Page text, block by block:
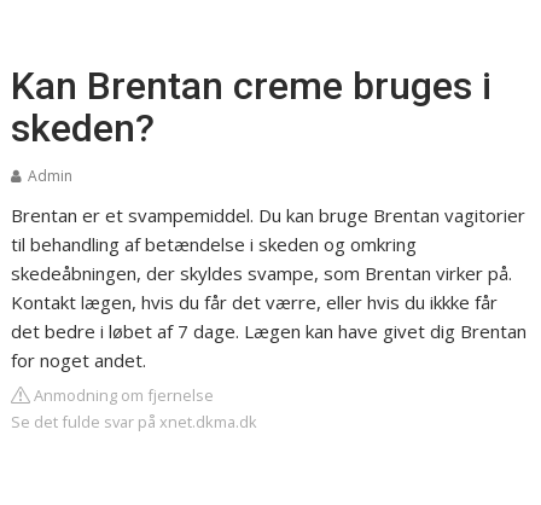
Kan Brentan creme bruges i
skeden?
Admin
Brentan er et svampemiddel. Du kan bruge Brentan vagitorier
til behandling af betændelse i skeden og omkring
skedeåbningen, der skyldes svampe, som Brentan virker på.
Kontakt lægen, hvis du får det værre, eller hvis du ikkke får
det bedre i løbet af 7 dage. Lægen kan have givet dig Brentan
for noget andet.
Anmodning om fjernelse
Se det fulde svar på xnet.dkma.dk